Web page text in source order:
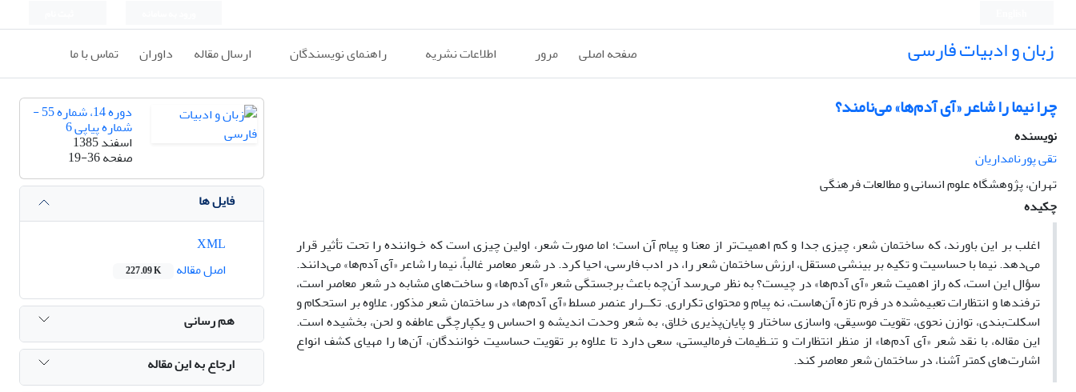
زبان و ادبیات فارسی صفحه اصلی مرور اطلاعات نشریه راهنمای نویسندگان ارسال مقاله داوران تماس با ما
چرا نیما را شاعر «آی آدم‌ها» می‌نامند؟
نویسنده
تقی پورنامداریان
تهران، پژوهشگاه علوم انسانی و مطالعات فرهنگی
چکیده
اغلب بر این باورند، که ساختمان شعر، چیزی جدا و کم اهمیت‌تر از معنا و پیام آن است؛ اما صورت شعر، اولین چیزی است که خـواننده را تحت تأثیر قرار
می‌دهد. نیما با حساسیت و تکیه بر بینشی مستقل، ارزش ساختمان شعر را، در ادب فارسی، احیا کرد. در شعر معاصر غالباً، نیما را شاعر «آی آدم‌ها» می‌دانند.
سؤال این است، که راز اهمیت شعر «آی آدم‌ها» در چیست؟ به نظر می‌رسد آن‌چه باعث برجستگی شعر «آی آدم‌ها» و ساخت‌‌های مشابه در شعر معاصر است،
ترفندها و انتظارات تعبیه‌شده در فرم تازه آن‌هاست، نه پیام و محتوای تکراری. تکــرار عنصر مسلط «آی آدم‌ها» در ساختمان شعر مذکور، علاوه بر استحکام و
اسکلت‌بندی، توازن نحوی، تقویت موسیقی، واسازی ساختار و پایان‌پذیری خلاق، به شعر وحدت اندیشه و احساس و یکپارچگی عاطفه و لحن، بخشیده است.
این مقاله، با نقد شعر «آی آدم‌ها» از منظر انتظارات و تنـظیمات فرمالیستی، سعی دارد تا علاوه بر تقویت حساسیت خوانندگان، آن‌ها را مهیای کشف انواع
اشارت‌های کمتر آشنا، در ساختمان شعر معاصر کند.
دوره 14، شماره 55 -
شماره پیاپی 6
اسفند 1385
صفحه19-36
فایل ها
اصل مقاله
227.09 K
هم رسانی
ارجاع به این مقاله